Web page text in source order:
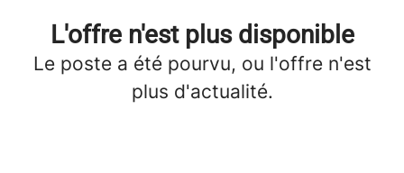
L'offre n'est plus disponible
Le poste a été pourvu, ou l'offre n'est
plus d'actualité.